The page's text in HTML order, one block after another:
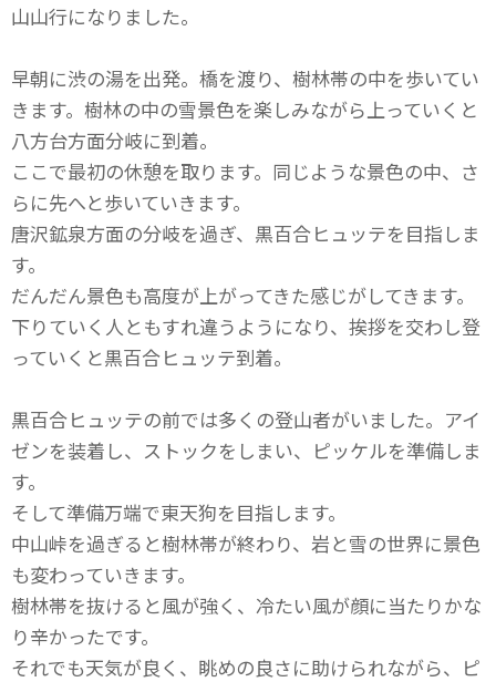
山山行になりました。
早朝に渋の湯を出発。橋を渡り、樹林帯の中を歩いてい
きます。樹林の中の雪景色を楽しみながら上っていくと
八方台方面分岐に到着。
ここで最初の休憩を取ります。同じような景色の中、さ
らに先へと歩いていきます。
唐沢鉱泉方面の分岐を過ぎ、黒百合ヒュッテを目指しま
す。
だんだん景色も高度が上がってきた感じがしてきます。
下りていく人ともすれ違うようになり、挨拶を交わし登
っていくと黒百合ヒュッテ到着。
黒百合ヒュッテの前では多くの登山者がいました。アイ
ゼンを装着し、ストックをしまい、ピッケルを準備しま
す。
そして準備万端で東天狗を目指します。
中山峠を過ぎると樹林帯が終わり、岩と雪の世界に景色
も変わっていきます。
樹林帯を抜けると風が強く、冷たい風が顔に当たりかな
り辛かったです。
それでも天気が良く、眺めの良さに助けられながら、ピ